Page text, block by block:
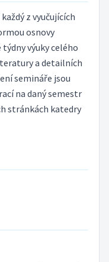
z vyučujících
osnovy
výuky celého
a detailních
semináře jsou
na daný semestr
stránkách katedry